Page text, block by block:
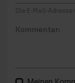
Die E-Mail-
Kommentar: